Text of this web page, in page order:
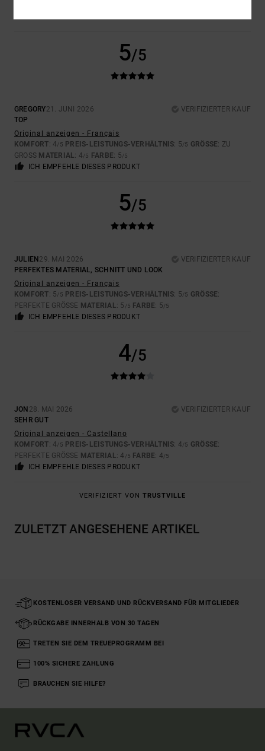
5/5
GREGORY21. JUNI 2026
VERIFIZIERTER KAUF
TOP
Original anzeigen - Français
KOMFORT: 4/5 PREIS-LEISTUNGS-VERHÄLTNIS: 5/5 GRÖSSE : ZU
GROSS MATERIAL: 4/5 FARBE: 5/5
ICH EMPFEHLE DIESES PRODUKT
5/5
JULIEN 29. MAI 2026
VERIFIZIERTER KAUF
PERFEKTES MATERIAL, SCHNITT UND LOOK
Original anzeigen - Français
KOMFORT: 5/5 PREIS-LEISTUNGS-VERHÄLTNIS: 5/5 GRÖSSE :
PERFEKTE GRÖSSE MATERIAL: 5 /5 FARBE: 5/5
ICH EMPFEHLE DIESES PRODUKT
4/5
JON 28. MAI 2026
VERIFIZIERTER KAUF
SEHR GUT
Original anzeigen - Castellano
KOMFORT: 4/5 PREIS-LEISTUNGS-VERHÄLTNIS: 4/5 GRÖSSE :
PERFEKTE GRÖSSE MATERIAL: 4 /5 FARBE: 4/5
ICH EMPFEHLE DIESES PRODUKT
VERIFIZIERT VON TRUSTVILLE
ZULETZT ANGESEHENE ARTIKEL
KOSTENLOSER VERSAND UND RÜCKVERSAND FÜR MITGLIEDER
RÜCKGABE INNERHALB VON 30 TAGEN
TRETEN SIE DEM TREUEPROGRAMM BEI
100% SICHERE ZAHLUNG
BRAUCHEN SIE HILFE?